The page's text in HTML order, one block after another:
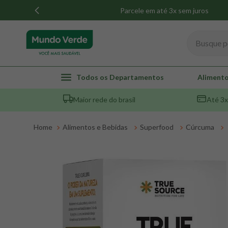
Parcele em até 3x sem juros
Todos os Departamentos
Maior rede do brasil Até
Alimentos e Bebidas Superfood Cúrcuma
TERMOS MAIS BUSCADOS
1º whey
2º creatina
6º
7º maca peruana
8º
psyllium